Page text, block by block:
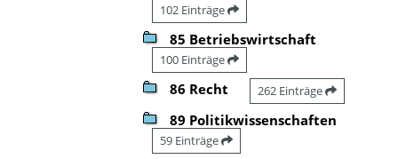
102 Einträge
85 Betriebswirtschaft
100 Einträge
86 Recht 262 Einträge
89 Politikwissenschaften
59 Einträge